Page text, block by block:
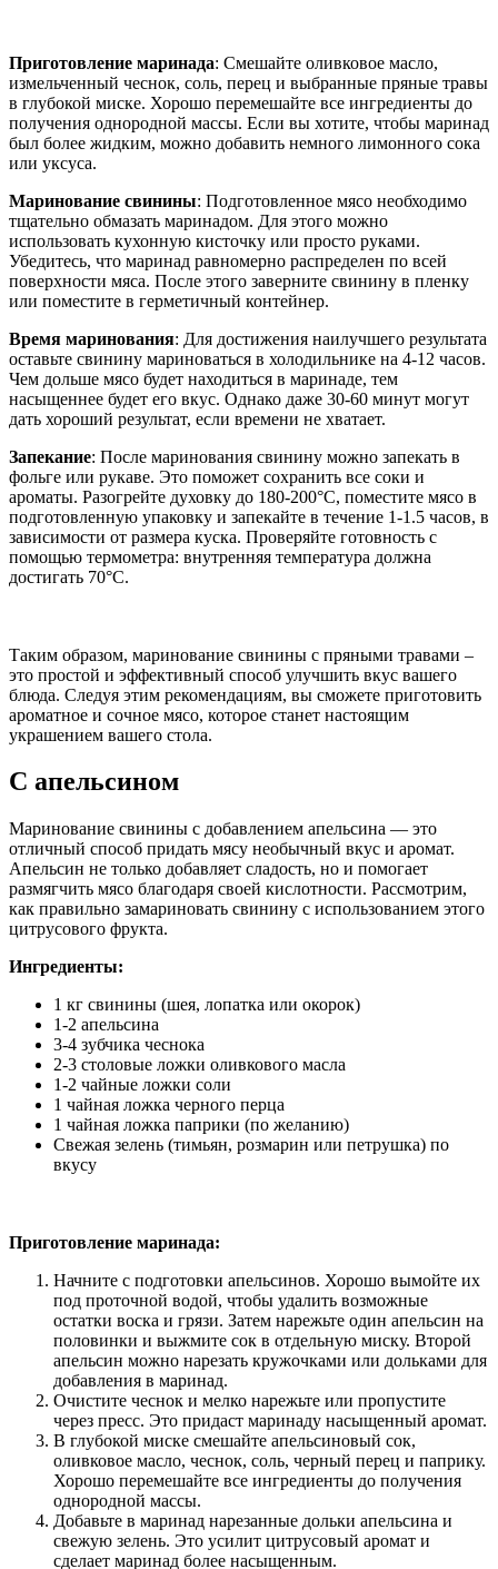
Приготовление маринада: Смешайте оливковое масло,
измельченный чеснок, соль, перец и выбранные пряные травы
в глубокой миске. Хорошо перемешайте все ингредиенты до
получения однородной массы. Если вы хотите, чтобы маринад
был более жидким, можно добавить немного лимонного сока
или уксуса.
Маринование свинины: Подготовленное мясо необходимо
тщательно обмазать маринадом. Для этого можно
использовать кухонную кисточку или просто руками.
Убедитесь, что маринад равномерно распределен по всей
поверхности мяса. После этого заверните свинину в пленку
или поместите в герметичный контейнер.
Время маринования: Для достижения наилучшего результата
оставьте свинину мариноваться в холодильнике на 4-12 часов.
Чем дольше мясо будет находиться в маринаде, тем
насыщеннее будет его вкус. Однако даже 30-60 минут могут
дать хороший результат, если времени не хватает.
Запекание: После маринования свинину можно запекать в
фольге или рукаве. Это поможет сохранить все соки и
ароматы. Разогрейте духовку до 180-200°C, поместите мясо в
подготовленную упаковку и запекайте в течение 1-1.5 часов, в
зависимости от размера куска. Проверяйте готовность с
помощью термометра: внутренняя температура должна
достигать 70°C.
Таким образом, маринование свинины с пряными травами –
это простой и эффективный способ улучшить вкус вашего
блюда. Следуя этим рекомендациям, вы сможете приготовить
ароматное и сочное мясо, которое станет настоящим
украшением вашего стола.
С апельсином
Маринование свинины с добавлением апельсина — это
отличный способ придать мясу необычный вкус и аромат.
Апельсин не только добавляет сладость, но и помогает
размягчить мясо благодаря своей кислотности. Рассмотрим,
как правильно замариновать свинину с использованием этого
цитрусового фрукта.
Ингредиенты:
1 кг свинины (шея, лопатка или окорок)
1-2 апельсина
3-4 зубчика чеснока
2-3 столовые ложки оливкового масла
1-2 чайные ложки соли
1 чайная ложка черного перца
1 чайная ложка паприки (по желанию)
Свежая зелень (тимьян, розмарин или петрушка) по
вкусу
Приготовление маринада:
Начните с подготовки апельсинов. Хорошо вымойте их
под проточной водой, чтобы удалить возможные
остатки воска и грязи. Затем нарежьте один апельсин на
половинки и выжмите сок в отдельную миску. Второй
апельсин можно нарезать кружочками или дольками для
добавления в маринад.
Очистите чеснок и мелко нарежьте или пропустите
через пресс. Это придаст маринаду насыщенный аромат.
В глубокой миске смешайте апельсиновый сок,
оливковое масло, чеснок, соль, черный перец и паприку.
Хорошо перемешайте все ингредиенты до получения
однородной массы.
Добавьте в маринад нарезанные дольки апельсина и
свежую зелень. Это усилит цитрусовый аромат и
сделает маринад более насыщенным.